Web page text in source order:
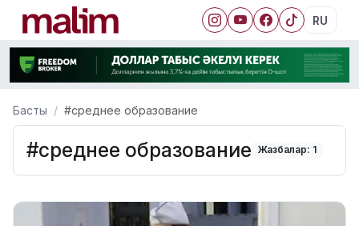
RU
Басты #среднее образование
#среднее образование Жазбалар: 1